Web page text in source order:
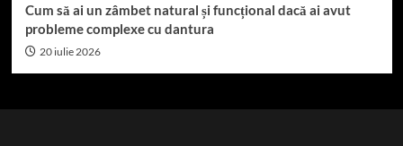
Cum să ai un zâmbet natural și funcțional dacă ai avut
probleme complexe cu dantura
20 iulie 2026